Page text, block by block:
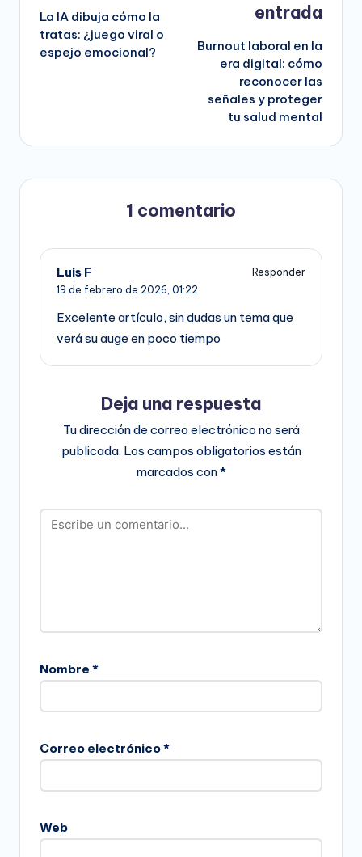
entradas
La IA dibuja cómo la
tratas: ¿juego viral o
espejo emocional?
entrada
Burnout laboral en la
era digital: cómo
reconocer las
señales y proteger
tu salud mental
1 comentario
Luis F
Responder
19 de febrero de 2026, 01:22
Excelente artículo, sin dudas un tema que
verá su auge en poco tiempo
Deja una respuesta
Tu dirección de correo electrónico no será
publicada. Los campos obligatorios están
marcados con*
Nombre *
Correo electrónico*
Web